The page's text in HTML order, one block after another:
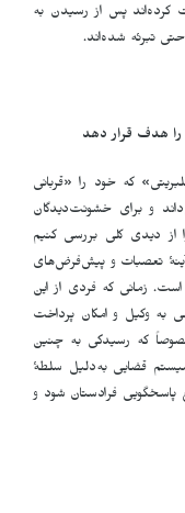
کرده‌اند پس از رسیدن به
هدف قرار دهد
که خود را «قربانی
و برای خشونت‌دیدگان
از دیدی کلی بررسی کنیم
تعصبات و پیش‌فرض‌های
زمانی که فردی از این
به وکیل و امکان پرداخت
که رسیدگی به چنین
سیستم قضایی به‌دلیل سلطۀ
پاسخگویی فرادستان شود و